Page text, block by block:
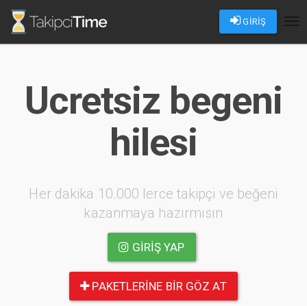
GİRİŞ
Ucretsiz begeni
hilesi
Her dakika 10.000 lerce takipçi ve beğeni
kazanmaya hazırmısın
GIRIŞ YAP
PAKETLERINE BIR GÖZ AT